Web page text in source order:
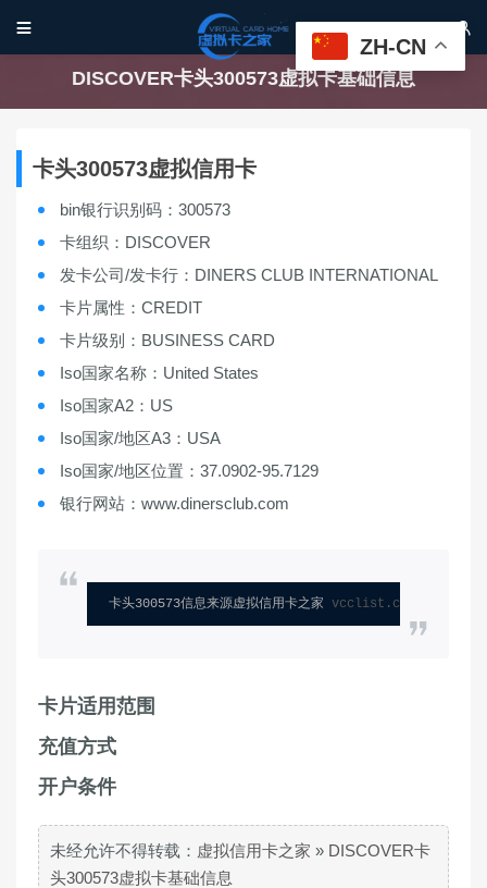
 
DISCOVER卡头300573虚拟卡基础信息
卡头300573虚拟信用卡
bin银行识别码：300573
卡组织：DISCOVER
发卡公司/发卡行：DINERS CLUB INTERNATIONAL
卡片属性：CREDIT
卡片级别：BUSINESS CARD
Iso国家名称：United States
Iso国家A2：US
Iso国家/地区A3：USA
Iso国家/地区位置：37.0902-95.7129
银行网站：www.dinersclub.com
卡头300573信息来源虚拟信用卡之家 vcclist.com
卡片适用范围
充值方式
开户条件
未经允许不得转载： 虚拟信用卡之家 » DISCOVER卡
头300573虚拟卡基础信息
ZH-CN